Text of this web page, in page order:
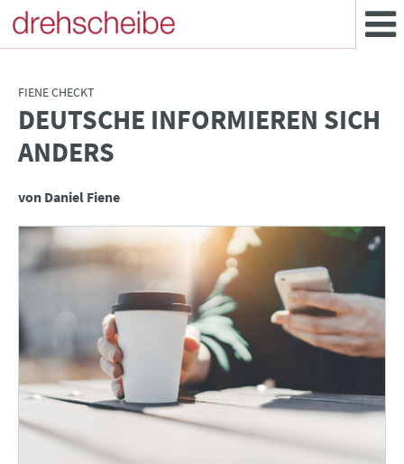
FIENE CHECKT
:DEUTSCHE INFORMIEREN SICH
ANDERS
von Daniel Fiene